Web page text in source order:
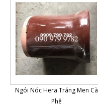
Ngói Nóc Hera Tráng Men Cà
Phê